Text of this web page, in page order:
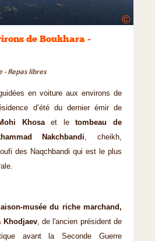
©
de Boukhara -
Repas libres
en voiture aux environs de
d’été du dernier émir de
Khosaet letombeau de
Nakchbandi, cheikh,
des Naqchbandi qui est le plus
musée du riche marchand,
Khodjaev, de l'ancien président de
avant la Seconde Guerre